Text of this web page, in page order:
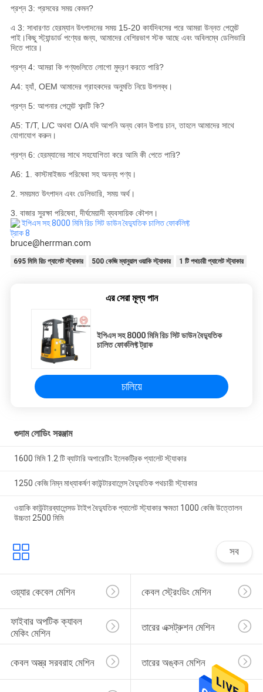
প্রশ্ন 3: প্রসবের সময় কেমন?
এ 3: সাধারণত হেরম্যান উৎপাদনের সময় 15-20 কার্যদিবসের পরে আমরা উন্নত পেমেন্ট
পাই।কিছু স্ট্যান্ডার্ড পণ্যের জন্য, আমাদের বেশিরভাগ স্টক আছে এবং অবিলম্বে ডেলিভারি
দিতে পারে।
প্রশ্ন 4: আমরা কি পণ্যগুলিতে লোগো মুদ্রণ করতে পারি?
A4: হ্যাঁ, OEM আমাদের গ্রাহকদের অনুমতি নিয়ে উপলব্ধ।
প্রশ্ন 5: আপনার পেমেন্ট শব্দটি কি?
A5: T/T, L/C অথবা O/A যদি আপনি অন্য কোন উপায় চান, তাহলে আমাদের সাথে
যোগাযোগ করুন।
প্রশ্ন 6: হেরম্যানের সাথে সহযোগিতা করে আমি কী পেতে পারি?
A6: 1. কাস্টমাইজড পরিষেবা সহ অনন্য পণ্য।
2. সময়মত উৎপাদন এবং ডেলিভারি, সময় অর্থ।
3. বাজার সুরক্ষা পরিষেবা, দীর্ঘমেয়াদী ব্যবসায়িক কৌশল।
bruce@herrman.com
695 মিমি রিচ প্যালেট স্ট্যাকার 500 কেজি ম্যানুয়াল ওয়াকি স্ট্যাকার 1 টি পথচারী প্যালেট স্ট্যাকার
এর সেরা মূল্য পান
ইপিএস সহ 8000 মিমি রিচ সিট ডাউন বৈদ্যুতিক
চালিত ফোর্কলিফ্ট ট্রাক
চালিয়ে
গুদাম লোডিং সরঞ্জাম
1600 মিমি 1.2 টি ব্যাটারি অপারেটিং ইলেকট্রিক প্যালেট স্ট্যাকার
1250 কেজি নিম্ন মাধ্যাকর্ষণ কাউন্টারবালেন্স বৈদ্যুতিক পথচারী স্ট্যাকার
ওয়াকি কাউন্টারব্যালেন্সড টাইপ বৈদ্যুতিক প্যালেট স্ট্যাকার ক্ষমতা 1000 কেজি উত্তোলন
উচ্চতা 2500 মিমি
সব
ওয়্যার কেবেল মেশিন কেবল স্ট্রেংডিং মেশিন
ফাইবার অপটিক ক্যাবল
মেকিং মেশিন
তারের এক্সট্রুশন মেশিন
কেবল অস্ত্র সরবরাহ মেশিন তারের অঙ্কন মেশিন